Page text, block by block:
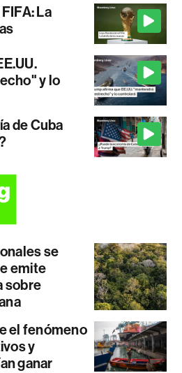
La
y lo
de Cuba
se
emite
sobre
el fenómeno
y
ganar